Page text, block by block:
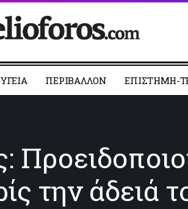
YΓΕΙΑ ΠΕΡΙΒΑΛΛΟΝ ΕΠΙΣΤΗΜΗ-
την άδειά